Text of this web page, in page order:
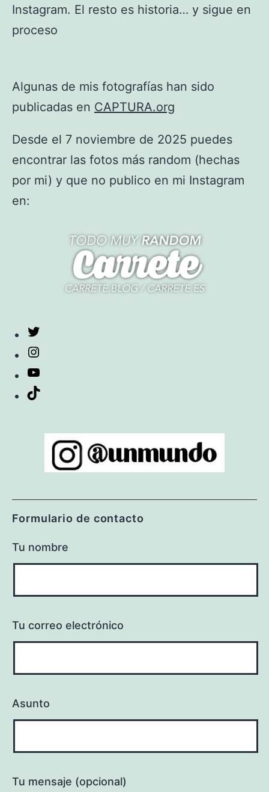
Instagram. El resto es historia… y sigue en
proceso
Algunas de mis fotografías han sido
publicadas en CAPTURA.org
Desde el 7 noviembre de 2025 puedes
encontrar las fotos más random (hechas
por mi) y que no publico en mi Instagram
en:
Formulario de contacto
Tu nombre
Tu correo electrónico
Asunto
Tu mensaje (opcional)